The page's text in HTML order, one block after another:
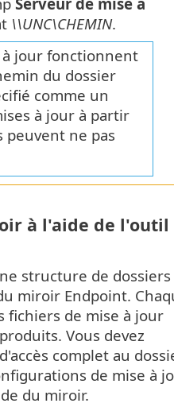
\\UNC\CHEMIN.
à jour fonctionnent
du dossier
comme un
à jour à partir
peuvent ne pas
à l'aide de l'outil
structure de dossiers
miroir Endpoint.
fichiers de mise à jour
Vous devez
complet au
de mise à
du miroir.